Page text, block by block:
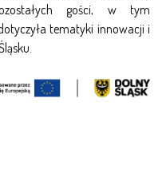
gości, w tym
tematyki innowacji i